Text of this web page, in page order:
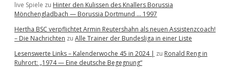
live Spiele zu Hinter den Kulissen des Knallers Borussia
Mönchengladbach — Borussia Dortmund … 1997
Hertha BSC verpflichtet Armin Reutershahn als neuen Assistenzcoach!
– Die Nachrichten zu Alle Trainer der Bundesliga in einer Liste
Lesenswerte Links – Kalenderwoche 45 in 2024 | zu Ronald Reng in
Ruhrort: „1974 — Eine deutsche Begegnung“